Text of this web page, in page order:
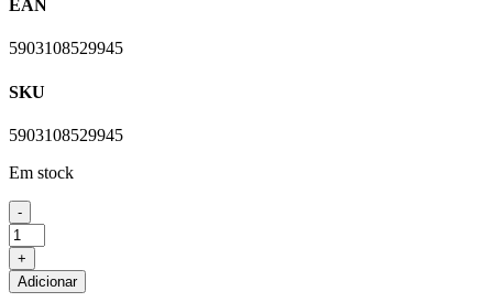
EAN
5903108529945
SKU
5903108529945
Em stock
-
Quantidade
de
Capa
Samsung
+
Adicionar